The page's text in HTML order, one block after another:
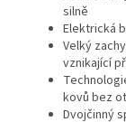
silně
Elektrická
Velký
vznikající
kovů bez
Dvojčinný